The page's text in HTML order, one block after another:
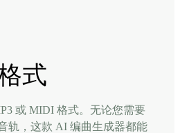
式
或 MIDI 格式。无论您需要
轨，这款 AI 编曲生成器都能